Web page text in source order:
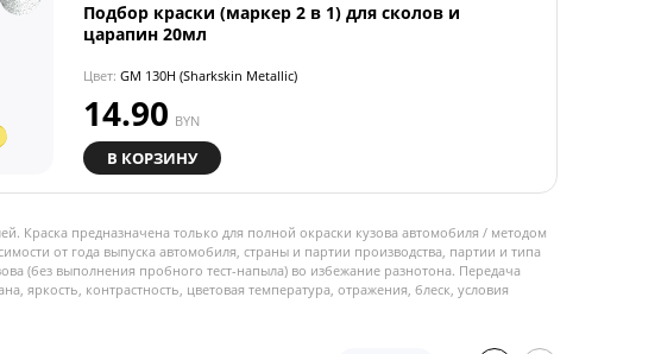
Подбор краски (маркер 2 в 1) для сколов и
царапин 20мл
Цвет: GM 130H (Sharkskin Metallic)
14.90 BYN
В КОРЗИНУ
Краска предназначена только для полной окраски кузова автомобиля / методом
от года выпуска автомобиля, страны и партии производства, партии и типа
(без выполнения пробного тест-напыла) во избежание разнотона. Передача
яркость, контрастность, цветовая температура, отражения, блеск, условия